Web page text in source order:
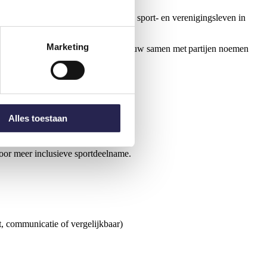
Marketing
Alles toestaan
en maatschappelijk betrokken sport- en verenigingsleven in
deze opdracht werken we nauw samen met partijen noemen
aanwezigheid te versterken.
laten deelnemen.
in de wijk.
kan.
meer inclusieve sportdeelname.
communicatie of vergelijkbaar)